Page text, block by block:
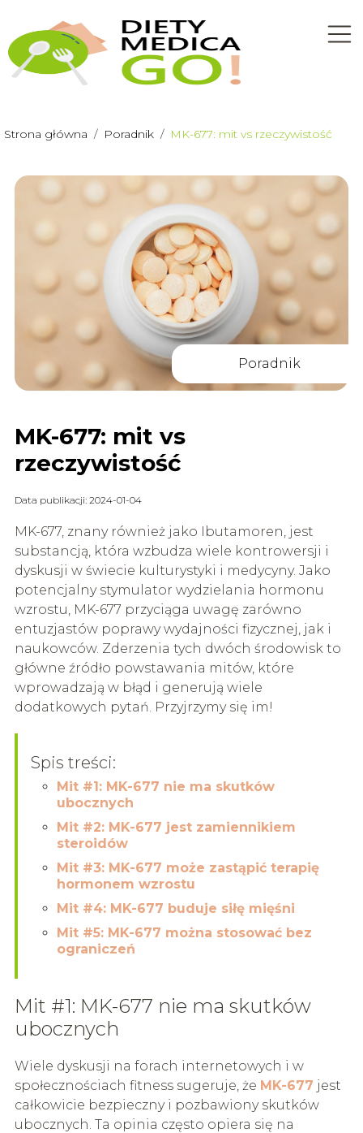
Strona główna / Poradnik / MK-677: mit vs rzeczywistość
Poradnik
MK-677: mit vs
rzeczywistość
Data publikacji: 2024-01-04
MK-677, znany również jako Ibutamoren, jest
substancją, która wzbudza wiele kontrowersji i
dyskusji w świecie kulturystyki i medycyny. Jako
potencjalny stymulator wydzielania hormonu
wzrostu, MK-677 przyciąga uwagę zarówno
entuzjastów poprawy wydajności fizycznej, jak i
naukowców. Zderzenia tych dwóch środowisk to
główne źródło powstawania mitów, które
wprowadzają w błąd i generują wiele
dodatkowych pytań. Przyjrzymy się im!
Spis treści:
Mit #1: MK-677 nie ma skutków
ubocznych
Mit #2: MK-677 jest zamiennikiem
steroidów
Mit #3: MK-677 może zastąpić terapię
hormonem wzrostu
Mit #4: MK-677 buduje siłę mięśni
Mit #5: MK-677 można stosować bez
ograniczeń
Mit #1: MK-677 nie ma skutków
ubocznych
Wiele dyskusji na forach internetowych i w
społecznościach fitness sugeruje, że MK-677 jest
całkowicie bezpieczny i pozbawiony skutków
ubocznych. Ta opinia często opiera się na